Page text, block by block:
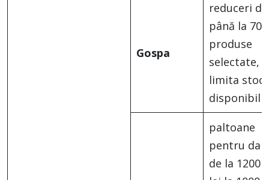
Gospa
reduceri de
până la
produse
selectate,
limita
disponibil
paltoane
pentru
de la 1200